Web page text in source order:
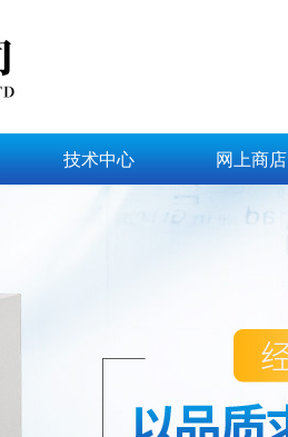
技术中心 网上商店